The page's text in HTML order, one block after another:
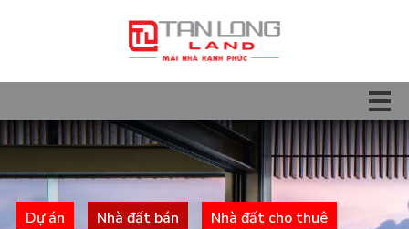
Dự án Nhà đất bán
Nhà đất cho thuê